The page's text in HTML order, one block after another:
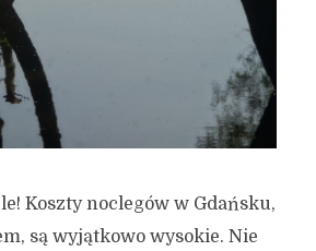
Koszty noclegów w Gdańsku,
są wyjątkowo wysokie. Nie